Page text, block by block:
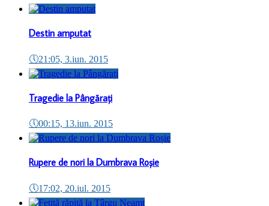
Destin amputat
🕔21:05, 3.iun. 2015
Tragedie la Pângărați
🕔00:15, 13.iun. 2015
Rupere de nori la Dumbrava Roșie
🕔17:02, 20.iul. 2015